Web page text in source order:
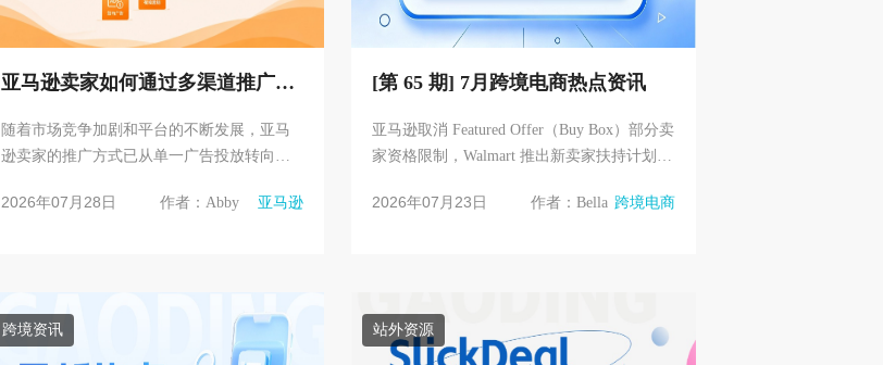
亚马逊卖家如何通过多渠道推广获
随着市场竞争加剧和平台的不断发展，亚马
逊卖家的推广方式已从单一广告投放转向多
排名、自然搜索和站内广告获...
2026年07月28日 作者：Abby 亚马逊
[第 65 期] 7月跨境电商热点资讯
亚马逊取消 Featured Offer（Buy Box）部分卖
家资格限制，Walmart 推出新卖家扶持计划，
国测试托管...
2026年07月23日 作者：Bella 跨境电商
跨境资讯 站外资源